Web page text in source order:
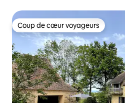
Coup de cœur voyageurs
Coup de cœur voyageurs